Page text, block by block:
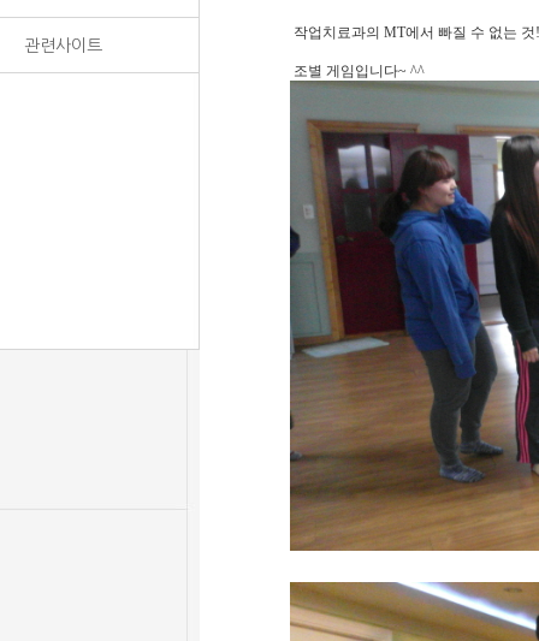
관련사이트
작업치료과의 MT에서 빠질 수 없는
조별 게임입니다~ ^^